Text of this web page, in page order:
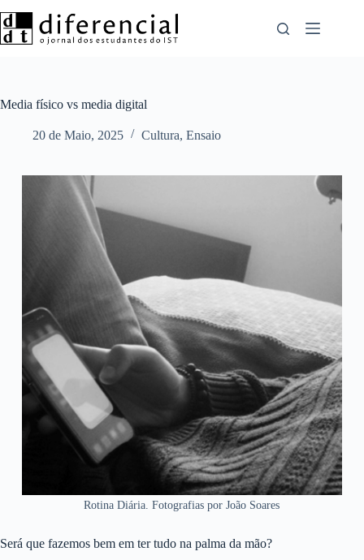
para
o
Media físico vs media digital
20 de Maio, 2025 Cultura, Ensaio
Rotina Diária. Fotografias por João Soares
Será que fazemos bem em ter tudo na palma da mão?